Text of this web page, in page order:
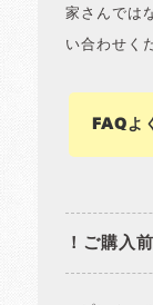
家さんでは
い合わせく
FAQよ
！ご購入